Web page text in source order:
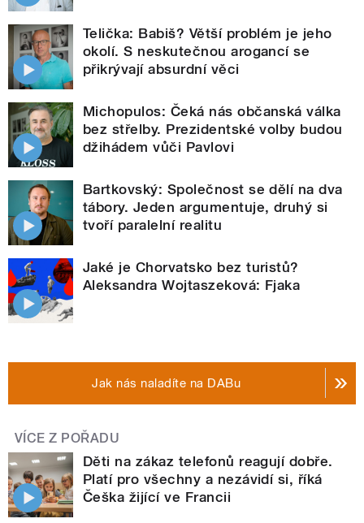
Telička: Babiš? Větší problém je jeho
okolí. S neskutečnou arogancí se
přikrývají absurdní věci
Michopulos: Čeká nás občanská válka
bez střelby. Prezidentské volby budou
džihádem vůči Pavlovi
Bartkovský: Společnost se dělí na dva
tábory. Jeden argumentuje, druhý si
tvoří paralelní realitu
Jaké je Chorvatsko bez turistů?
Aleksandra Wojtaszeková: Fjaka
Jak nás naladíte na DABu
VÍCE Z POŘADU
Děti na zákaz telefonů reagují dobře.
Platí pro všechny a nezávidí si, říká
Češka žijící ve Francii